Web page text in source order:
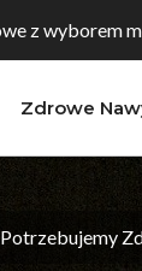
z wyborem
Toruniu
Zdrowe